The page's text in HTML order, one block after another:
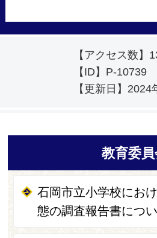
【アクセス数】
【ID】 P-10739
【更新日】 2024
教育委
石岡市立小学校にお
態の調査報告書につ